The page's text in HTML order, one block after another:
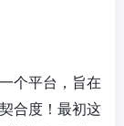
个平台，旨在
合度！最初这